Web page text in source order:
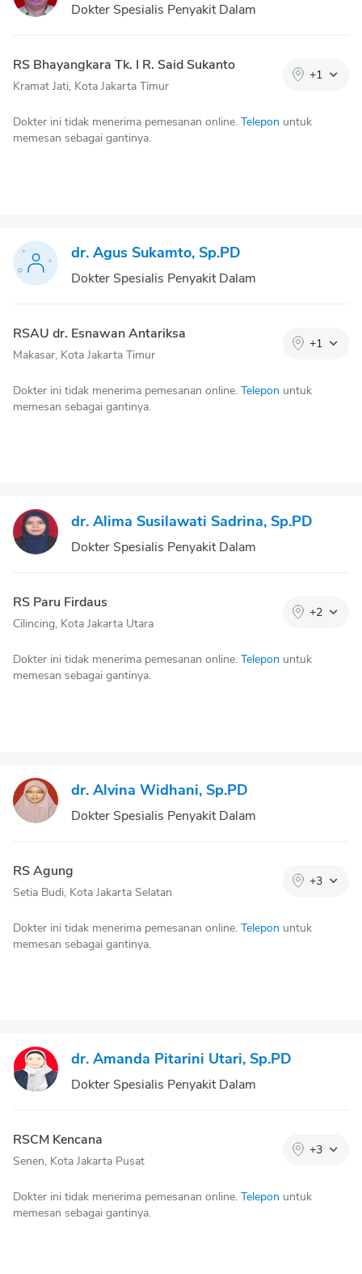
Dokter Spesialis Penyakit Dalam
RS Bhayangkara Tk. I R. Said Sukanto
Kramat Jati, Kota Jakarta Timur
+1
Dokter ini tidak menerima pemesanan online. Telepon untuk
memesan sebagai gantinya.
dr. Agus Sukamto, Sp.PD
Dokter Spesialis Penyakit Dalam
RSAU dr. Esnawan Antariksa
Makasar, Kota Jakarta Timur
+1
Dokter ini tidak menerima pemesanan online. Telepon untuk
memesan sebagai gantinya.
dr. Alima Susilawati Sadrina, Sp.PD
Dokter Spesialis Penyakit Dalam
RS Paru Firdaus
Cilincing, Kota Jakarta Utara
+2
Dokter ini tidak menerima pemesanan online. Telepon untuk
memesan sebagai gantinya.
dr. Alvina Widhani, Sp.PD
Dokter Spesialis Penyakit Dalam
RS Agung
Setia Budi, Kota Jakarta Selatan
+3
Dokter ini tidak menerima pemesanan online. Telepon untuk
memesan sebagai gantinya.
dr. Amanda Pitarini Utari, Sp.PD
Dokter Spesialis Penyakit Dalam
RSCM Kencana
Senen, Kota Jakarta Pusat
+3
Dokter ini tidak menerima pemesanan online. Telepon untuk
memesan sebagai gantinya.